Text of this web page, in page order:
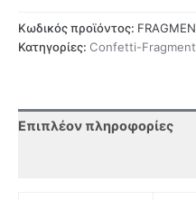
Κωδικός προϊόντος:
Κατηγορίες: Confetti-Fragment
Επιπλέον πληροφορίες